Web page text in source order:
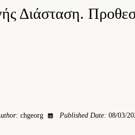
Διάσταση.
chgeorg Published Date: 08/03/